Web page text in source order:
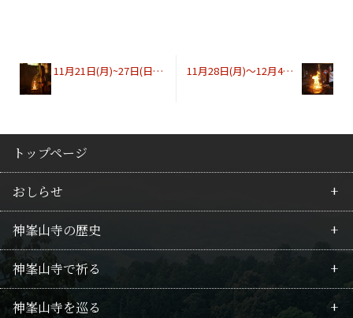
11月21日(月)~27日(日)化城院「毘沙門不動護摩」開始時間 11月28日(月)〜12月4日(日)化城院「毘沙門不動護摩」開始時間
トップページ
おしらせ
最新情報
行事のご案内
護摩祈願のご案内
神峯山寺の歴史
皇族の所縁
行者の歴史
神峯山寺で祈る
毘沙門不動護摩
神峯山寺を巡る